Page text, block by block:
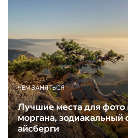
ЧЕМ ЗАНЯТЬСЯ
Лучшие места для
моргана, зодиакальный
айсберги